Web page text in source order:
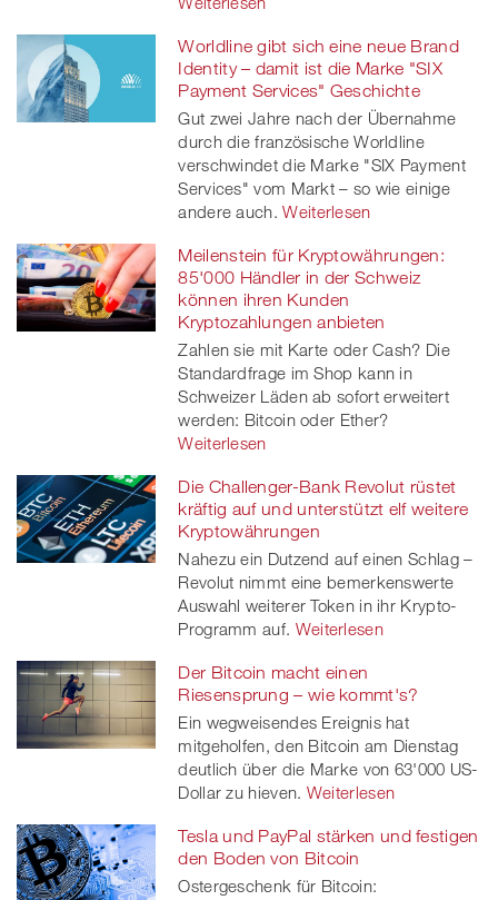
Worldline gibt sich eine neue Brand
Identity – damit ist die Marke "SIX
Payment Services" Geschichte
Gut zwei Jahre nach der Übernahme
durch die französische Worldline
verschwindet die Marke "SIX Payment
Services" vom Markt – so wie einige
andere auch. Weiterlesen
Meilenstein für Kryptowährungen:
85'000 Händler in der Schweiz
können ihren Kunden
Kryptozahlungen anbieten
Zahlen sie mit Karte oder Cash? Die
Standardfrage im Shop kann in
Schweizer Läden ab sofort erweitert
werden: Bitcoin oder Ether?
Weiterlesen
Die Challenger-Bank Revolut rüstet
kräftig auf und unterstützt elf weitere
Kryptowährungen
Nahezu ein Dutzend auf einen Schlag –
Revolut nimmt eine bemerkenswerte
Auswahl weiterer Token in ihr Krypto-
Programm auf. Weiterlesen
Der Bitcoin macht einen
Riesensprung – wie kommt's?
Ein wegweisendes Ereignis hat
mitgeholfen, den Bitcoin am Dienstag
deutlich über die Marke von 63'000 US-
Dollar zu hieven. Weiterlesen
Tesla und PayPal stärken und festigen
den Boden von Bitcoin
Ostergeschenk für Bitcoin: